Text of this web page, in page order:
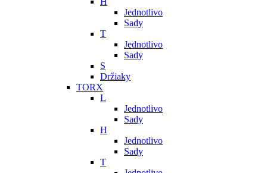
Jednotlivo
Sady
T
Jednotlivo
Sady
S
Držiaky
TORX
L
Jednotlivo
Sady
H
Jednotlivo
Sady
T